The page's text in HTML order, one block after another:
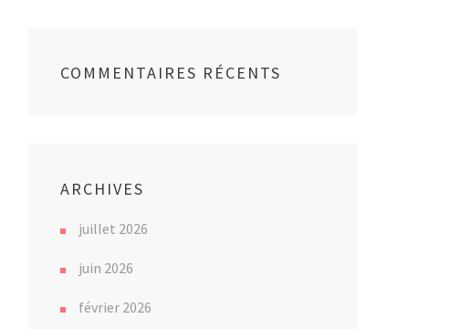
COMMENTAIRES RÉCENTS
ARCHIVES
juillet 2026
juin 2026
février 2026